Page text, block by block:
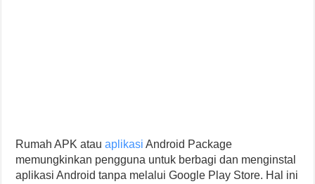
Rumah APK atauaplikasi Android Package
memungkinkan pengguna untuk berbagi dan menginstal
aplikasi Android tanpa melalui Google Play Store. Hal ini